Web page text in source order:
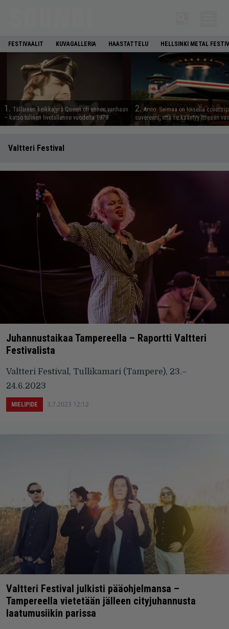
FESTIVAALIT KUVAGALLERIA HAASTATTELU HELLSINKI METAL
1. Tällainen keikkajyrä Queen oli ennen vanhaan
– katso tulinen livetallenne vuodelta 1979
2. Arvio: Saimaa on toisella
suvereeni, että se kääntyy itseään
Valtteri Festival
Juhannustaikaa Tampereella – Raportti Valtteri
Festivalista
Valtteri Festival, Tullikamari (Tampere), 23.–
24.6.2023
MIELIPIDE 3.7.2023 12:12
Valtteri Festival julkisti pääohjelmansa –
Tampereella vietetään jälleen cityjuhannusta
laatumusiikin parissa